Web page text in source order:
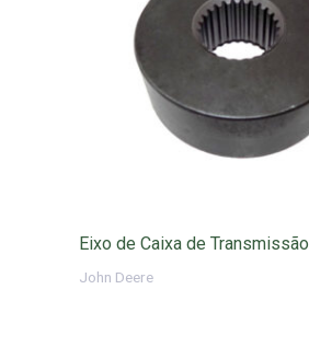
Eixo de Caixa de Transmissão
John Deere